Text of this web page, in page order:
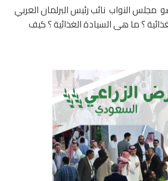
النواب نائب رئيس البرلمان العربي
؟ ما هى السيادة الغذائية ؟ كيف